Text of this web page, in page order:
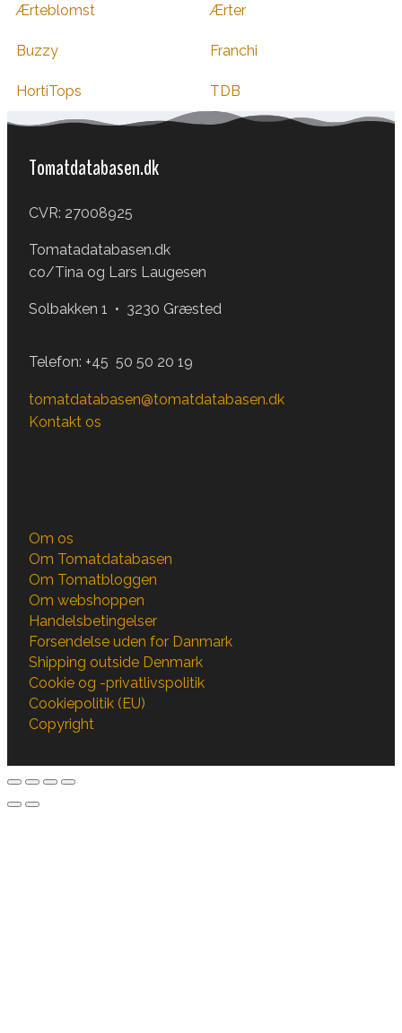
Ærteblomst Ærter
Buzzy Franchi
HortiTops TDB
Tomatdatabasen.dk
CVR: 27008925
Tomatadatabasen.dk
co/Tina og Lars Laugesen
Solbakken 1 • 3230 Græsted
Telefon: +45 50 50 20 19
tomatdatabasen@tomatdatabasen.dk
Kontakt os
Om os
Om Tomatdatabasen
Om Tomatbloggen
Om webshoppen
Handelsbetingelser
Forsendelse uden for Danmark
Shipping outside Denmark
Cookie og -privatlivspolitik
Cookiepolitik (EU)
Copyright